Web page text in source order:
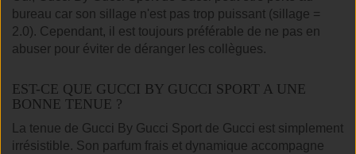
bureau car son sillage n'est pas trop puissant (sillage =
2.0). Cependant, il est toujours préférable de ne pas en
abuser pour éviter de déranger les collègues.
EST-CE QUE GUCCI BY GUCCI SPORT A UNE
BONNE TENUE ?
La tenue de Gucci By Gucci Sport de Gucci est simplement
irrésistible. Son parfum frais et dynamique accompagne